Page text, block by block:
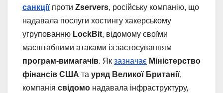
санкції проти Zservers, російську компанію, що
надавала послуги хостингу хакерському
угрупованню LockBit, відомому своїми
масштабними атаками із застосуванням
програм-вимагачів. Як зазначає Міністерство
фінансів США та уряд Великої Британії,
компанія свідомо надавала інфраструктуру,